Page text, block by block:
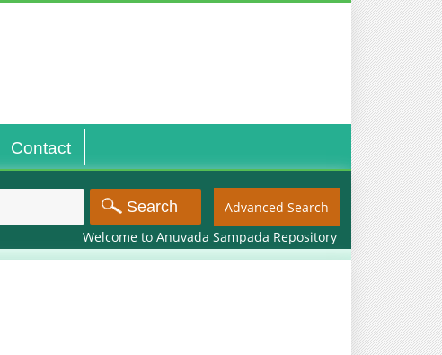
Contact
Advanced Search
Welcome to Anuvada Sampada Repository